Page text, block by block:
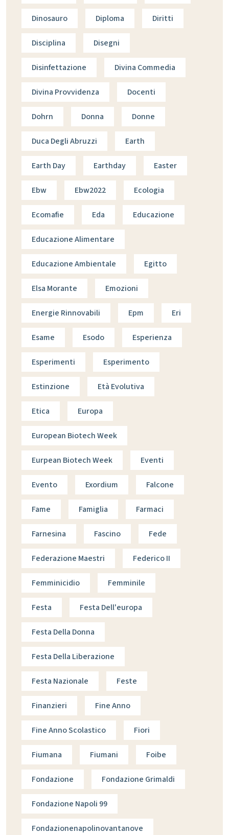
Dinosauro Diploma Diritti
Disciplina Disegni
Disinfettazione Divina Commedia
Divina Provvidenza Docenti
Dohrn Donna Donne
Duca Degli Abruzzi Earth
Earth Day Earthday Easter
Ebw Ebw2022 Ecologia
Ecomafie Eda Educazione
Educazione Alimentare
Educazione Ambientale Egitto
Elsa Morante Emozioni
Energie Rinnovabili Epm Eri
Esame Esodo Esperienza
Esperimenti Esperimento
Estinzione Età Evolutiva
Etica Europa
European Biotech Week
Eurpean Biotech Week Eventi
Evento Exordium Falcone
Fame Famiglia Farmaci
Farnesina Fascino Fede
Federazione Maestri Federico II
Femminicidio Femminile
Festa Festa Dell'europa
Festa Della Donna
Festa Della Liberazione
Festa Nazionale Feste
Finanzieri Fine Anno
Fine Anno Scolastico Fiori
Fiumana Fiumani Foibe
Fondazione Fondazione Grimaldi
Fondazione Napoli 99
Fondazionenapolinovantanove